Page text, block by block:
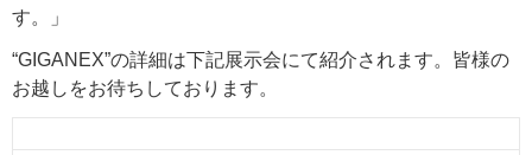
す。」
“GIGANEX”の詳細は下記展示会にて紹介されます。皆様の
お越しをお待ちしております。